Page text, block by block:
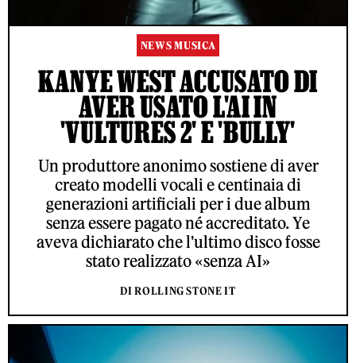
NEWS MUSICA
KANYE WEST ACCUSATO DI
AVER USATO L'AI IN
'VULTURES 2' E 'BULLY'
Un produttore anonimo sostiene di aver
creato modelli vocali e centinaia di
generazioni artificiali per i due album
senza essere pagato né accreditato. Ye
aveva dichiarato che l'ultimo disco fosse
stato realizzato «senza AI»
DI ROLLING STONE IT